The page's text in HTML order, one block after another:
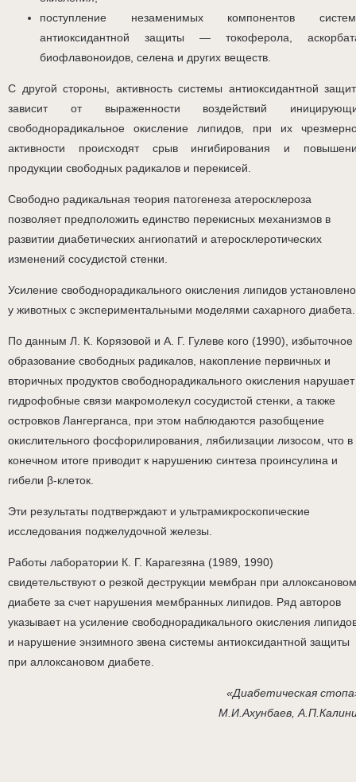
поступление незаменимых компонентов
антиоксидантной защиты — токоферола,
биофлавоноидов, селена и других веществ.
С другой стороны, активность системы антиоксидантной
зависит от выраженности воздействий
свободнорадикальное окисление липидов, при их
активности происходят срыв ингибирования и
продукции свободных радикалов и перекисей.
Свободно радикальная теория патогенеза атеросклероза
позволяет предположить единство перекисных механизмов в
развитии диабетических ангиопатий и атеросклеротических
изменений сосудистой стенки.
Усиление свободнорадикального окисления липидов установлено
у животных с экспериментальными моделями сахарного диабета.
По данным Л. К. Корязовой и А. Г. Гулеве кого (1990), избыточное
образование свободных радикалов, накопление первичных и
вторичных продуктов свободнорадикального окисления нарушает
гидрофобные связи макромолекул сосудистой стенки, а также
островков Лангерганса, при этом наблюдаются разобщение
окислительного фосфорилирования, лябилизации лизосом, что в
конечном итоге приводит к нарушению синтеза проинсулина и
гибели β-клеток.
Эти результаты подтверждают и ультрамикроскопические
исследования поджелудочной железы.
Работы лаборатории К. Г. Карагезяна (1989, 1990)
свидетельствуют о резкой деструкции мембран при аллоксановом
диабете за счет нарушения мембранных липидов. Ряд авторов
указывает на усиление свободнорадикального окисления
и нарушение энзимного звена системы антиоксидантной защиты
при аллоксановом диабете.
«Диабетическая
М.И.Ахунбаев,